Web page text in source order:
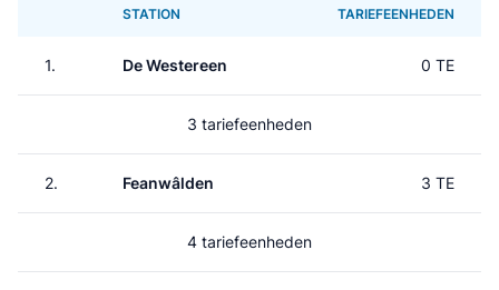
STATION TARIEFEENHEDEN
1. De Westereen 0 TE
3 tariefeenheden
2. Feanwâlden 3 TE
4 tariefeenheden